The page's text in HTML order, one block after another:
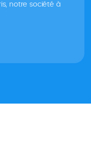
notre société à